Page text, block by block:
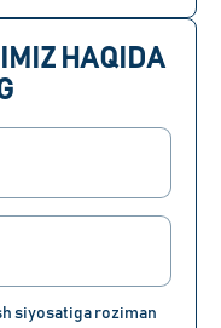
HAQIDA
siyosatiga roziman